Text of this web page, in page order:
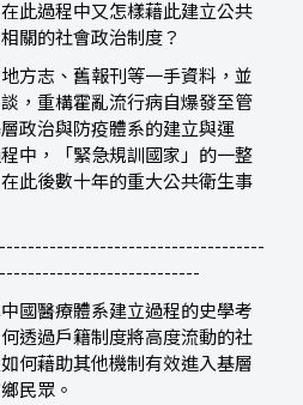
此過程中又怎樣藉此建立公共
關的社會政治制度？
方志、舊報刊等一手資料，並
，重構霍亂流行病自爆發至管
政治與防疫體系的建立與運
中，「緊急規訓國家」的一整
此後數十年的重大公共衛生事
國醫療體系建立過程的史學考
透過戶籍制度將高度流動的社
何藉助其他機制有效進入基層
民眾。